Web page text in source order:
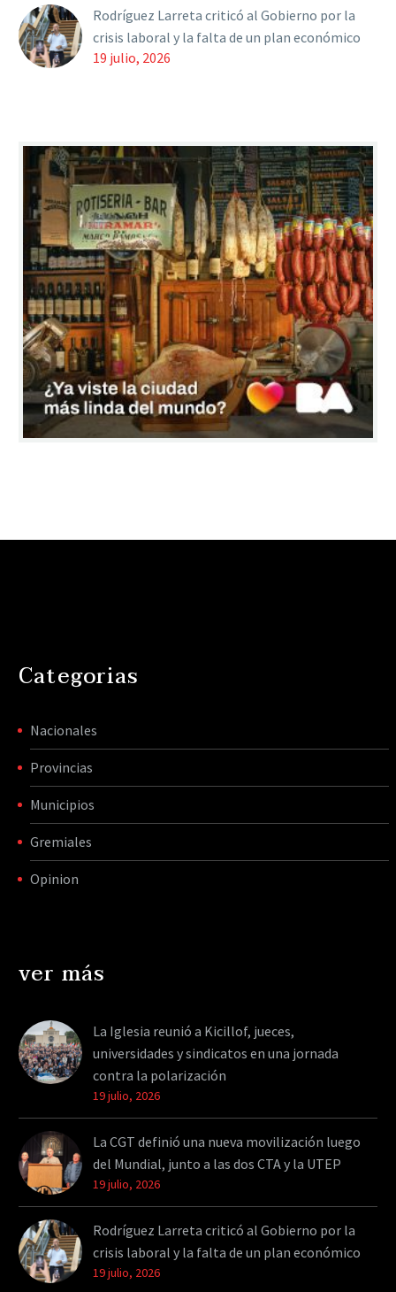
Rodríguez Larreta criticó al Gobierno por la
crisis laboral y la falta de un plan económico
19 julio, 2026
Categorias
Nacionales
Provincias
Municipios
Gremiales
Opinion
ver más
La Iglesia reunió a Kicillof, jueces,
universidades y sindicatos en una jornada
contra la polarización
19 julio, 2026
La CGT definió una nueva movilización luego
del Mundial, junto a las dos CTA y la UTEP
19 julio, 2026
Rodríguez Larreta criticó al Gobierno por la
crisis laboral y la falta de un plan económico
19 julio, 2026